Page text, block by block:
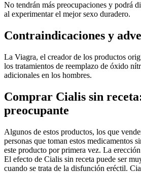
No tendrán más preocupaciones y podrá
al experimentar el mejor sexo duradero.
Contraindicaciones y
La Viagra, el creador de los productos
los tratamientos de reemplazo de óxido
adicionales en los hombres.
Comprar Cialis sin
preocupante
Algunos de estos productos, los que
personas que toman estos medicamentos
este producto por primera vez. La
El efecto de Cialis sin receta puede ser
cuando se trata de la disfunción eréctil.